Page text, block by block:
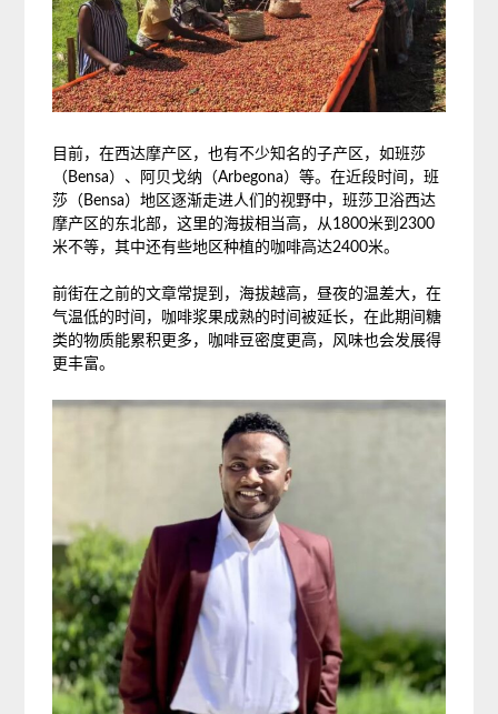
目前，在西达摩产区，也有不少知名的子产区，如班莎
（Bensa）、阿贝戈纳（Arbegona）等。在近段时间，班
莎（Bensa）地区逐渐走进人们的视野中，班莎卫浴西达
摩产区的东北部，这里的海拔相当高，从1800米到2300
米不等，其中还有些地区种植的咖啡高达2400米。
前街在之前的文章常提到，海拔越高，昼夜的温差大，在
气温低的时间，咖啡浆果成熟的时间被延长，在此期间糖
类的物质能累积更多，咖啡豆密度更高，风味也会发展得
更丰富。